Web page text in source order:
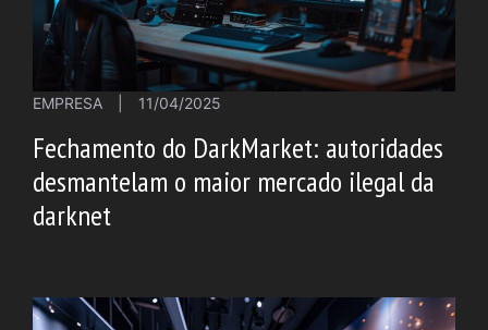
EMPRESA 11/04/2025
Fechamento do DarkMarket: autoridades
desmantelam o maior mercado ilegal da
darknet